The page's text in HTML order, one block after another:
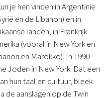
je hen vinden in Argentinië
en de Libanon) en in
landen; in Frankrijk
(vooral in New York en
en Marokko). In 1990
Joden in New York. Dat een
hun taal en cultuur, bleek
de aanslagen op de Twin